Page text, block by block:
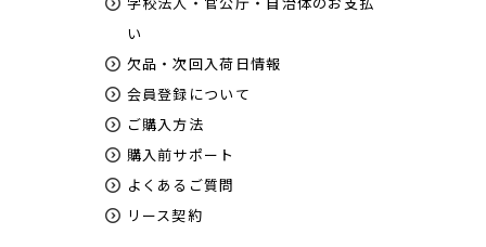
い
欠品・次回入荷日情報
会員登録について
ご購入方法
購入前サポート
よくあるご質問
リース契約